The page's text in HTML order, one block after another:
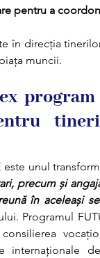
pentru a
în direcția
muncii.
unul
precum și
în aceleași
Programul
internaționale